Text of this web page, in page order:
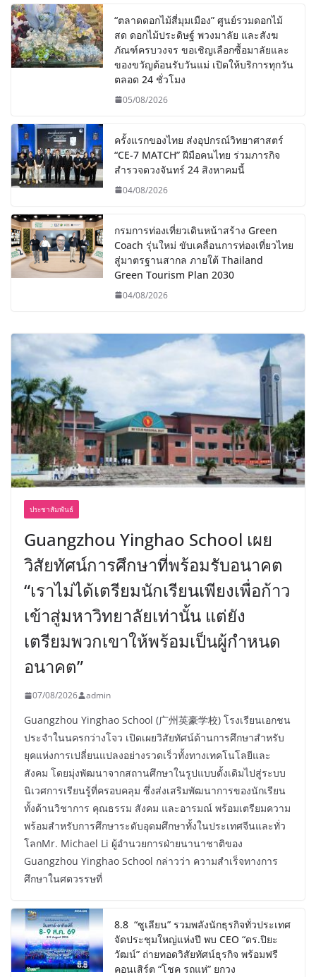
“ตลาดดอกไม้สี่มุมเมือง” ศูนย์รวมดอกไม้
สด ดอกไม้ประดิษฐ์ พวงมาลัย และสังฆ
ภัณฑ์ครบวงจร ขอเชิญเลือกซื้อมาลัยและ
ของขวัญต้อนรับวันแม่ เปิดให้บริการทุกวัน
ตลอด 24 ชั่วโมง
05/08/2026
ครั้งแรกของไทย ส่งอุปกรณ์วิทยาศาสตร์
“CE-7 MATCH” ฝีมือคนไทย ร่วมภารกิจ
สำรวจดวงจันทร์ 24 สิงหาคมนี้
04/08/2026
กรมการท่องเที่ยวเดินหน้าสร้าง Green
Coach รุ่นใหม่ ขับเคลื่อนการท่องเที่ยวไทย
สู่มาตรฐานสากล ภายใต้ Thailand
Green Tourism Plan 2030
04/08/2026
ประชาสัมพันธ์
Guangzhou Yinghao School เผย
วิสัยทัศน์การศึกษาที่พร้อมรับอนาคต
“เราไม่ได้เตรียมนักเรียนเพียงเพื่อก้าว
เข้าสู่มหาวิทยาลัยเท่านั้น แต่ยัง
เตรียมพวกเขาให้พร้อมเป็นผู้กำหนด
อนาคต”
07/08/2026 admin
Guangzhou Yinghao School (广州英豪学校) โรงเรียนเอกชน
ประจำในนครกว่างโจว เปิดเผยวิสัยทัศน์ด้านการศึกษาสำหรับ
ยุคแห่งการเปลี่ยนแปลงอย่างรวดเร็วทั้งทางเทคโนโลยีและ
สังคม โดยมุ่งพัฒนาจากสถานศึกษาในรูปแบบดั้งเดิมไปสู่ระบบ
นิเวศการเรียนรู้ที่ครอบคลุม ซึ่งส่งเสริมพัฒนาการของนักเรียน
ทั้งด้านวิชาการ คุณธรรม สังคม และอารมณ์ พร้อมเตรียมความ
พร้อมสำหรับการศึกษาระดับอุดมศึกษาทั้งในประเทศจีนและทั่ว
โลกMr. Michael Li ผู้อำนวยการฝ่ายนานาชาติของ
Guangzhou Yinghao School กล่าวว่า ความสำเร็จทางการ
ศึกษาในศตวรรษที่
8.8 “ซูเลียน” รวมพลังนักธุรกิจทั่วประเทศ
จัดประชุมใหญ่แห่งปี พบ CEO “ดร.ปิยะ
วัฒน์” ถ่ายทอดวิสัยทัศน์ธุรกิจ พร้อมฟรี
คอนเสิร์ต “โชค รถแห่” ยกวง